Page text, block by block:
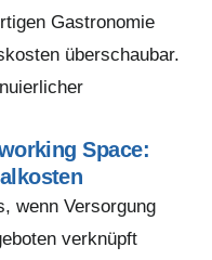
Gastronomie
überschaubar.
Space:
wenn Versorgung
verknüpft